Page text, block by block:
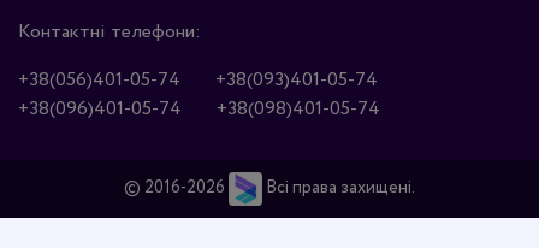
Контактні телефони:
+38(056)401-05-74
+38(093)401-05-74
+38(096)401-05-74
+38(098)401-05-74
© 2016-2026 Всі права захищені.